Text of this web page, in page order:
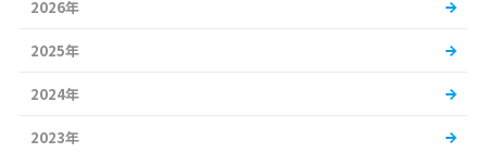
2026年
2025年
2024年
2023年